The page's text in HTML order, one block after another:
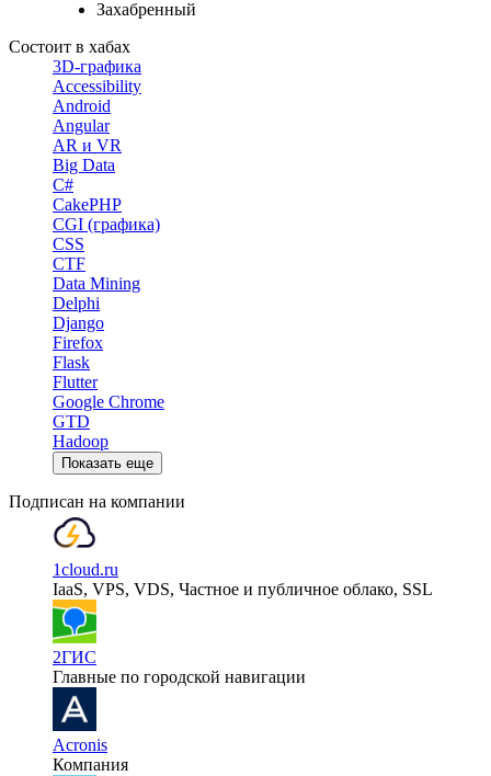
Захабренный
Состоит в хабах
3D-графика
Accessibility
Android
Angular
AR и VR
Big Data
C#
CakePHP
CGI (графика)
CSS
CTF
Data Mining
Delphi
Django
Firefox
Flask
Flutter
Google Chrome
GTD
Hadoop
Показать еще
Подписан на компании
1cloud.ru
IaaS, VPS, VDS, Частное и публичное облако, SSL
2ГИС
Главные по городской навигации
Acronis
Компания